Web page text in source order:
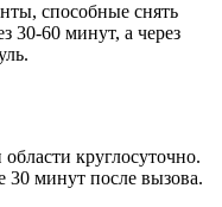
способные снять
30-60 минут, а через
круглосуточно.
30 минут после вызова.